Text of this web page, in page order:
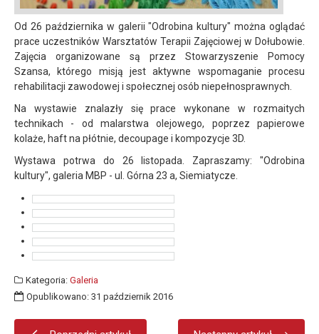
Od 26 października w galerii "Odrobina kultury" można oglądać
prace uczestników Warsztatów Terapii Zajęciowej w Dołubowie.
Zajęcia organizowane są przez Stowarzyszenie Pomocy
Szansa, którego misją jest aktywne wspomaganie procesu
rehabilitacji zawodowej i społecznej osób niepełnosprawnych.
Na wystawie znalazły się prace wykonane w rozmaitych
technikach - od malarstwa olejowego, poprzez papierowe
kolaże, haft na płótnie, decoupage i kompozycje 3D.
Wystawa potrwa do 26 listopada. Zapraszamy: "Odrobina
kultury", galeria MBP - ul. Górna 23 a, Siemiatycze.
Kategoria: Galeria
Opublikowano: 31 październik 2016